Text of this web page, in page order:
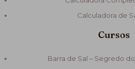
Calculadora de
Cursos
Barra de Sal – Segredo